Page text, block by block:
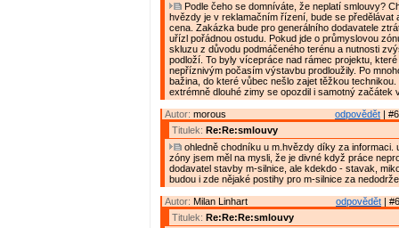
Podle čeho se domníváte, že neplatí smlouvy?
hvězdy je v reklamačním řízení, bude se předělávat
cena. Zakázka bude pro generálního dodavatele
uřízl pořádnou ostudu. Pokud jde o průmyslovou
skluzu z důvodu podmáčeného terénu a nutnosti
podloží. To byly vícepráce nad rámec projektu,
nepříznivým počasím výstavbu prodloužily. Po
bažina, do které vůbec nešlo zajet těžkou technikou.
extrémně dlouhé zimy se opozdil i samotný začátek
odpovědět |
Autor: morous
Titulek: Re:Re:smlouvy
ohledně chodníku u m.hvězdy díky za informaci.
zóny jsem měl na mysli, že je divné když práce
dodavatel stavby m-silnice, ale kdekdo - stavak,
budou i zde nějaké postihy pro m-silnice za
odpovědět |
Autor: Milan Linhart
Titulek: Re:Re:Re:smlouvy